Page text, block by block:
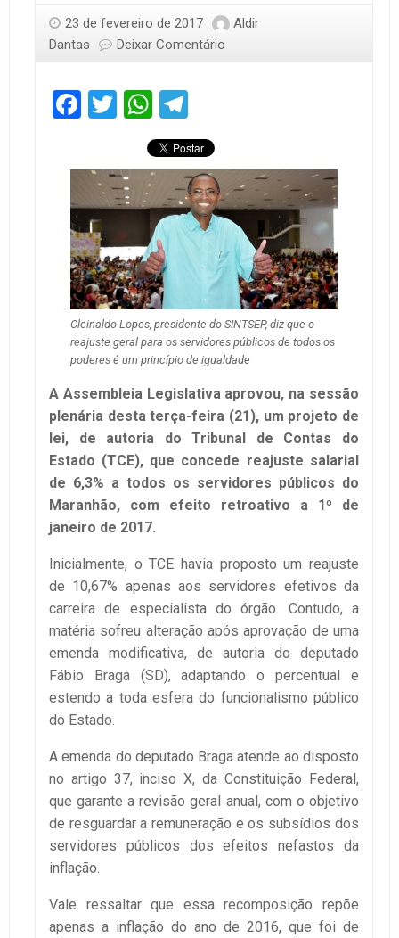
23 de fevereiro de 2017
Aldir
Dantas
Deixar Comentário
Facebook
TwitterWhatsApp
Cleinaldo Lopes, presidente do SINTSEP, diz que o
reajuste geral para os servidores públicos de todos os
poderes é um princípio de igualdade
A Assembleia Legislativa aprovou, na sessão
plenária desta terça-feira (21), um projeto de
lei, de autoria do Tribunal de Contas do
Estado (TCE), que concede reajuste salarial
de 6,3% a todos os servidores públicos do
Maranhão, com efeito retroativo a 1º de
janeiro de 2017.
Inicialmente, o TCE havia proposto um reajuste
de 10,67% apenas aos servidores efetivos da
carreira de especialista do órgão. Contudo, a
matéria sofreu alteração após aprovação de uma
emenda modificativa, de autoria do deputado
Fábio Braga (SD), adaptando o percentual e
estendo a toda esfera do funcionalismo público
do Estado.
A emenda do deputado Braga atende ao disposto
no artigo 37, inciso X, da Constituição Federal,
que garante a revisão geral anual, com o objetivo
de resguardar a remuneração e os subsídios dos
servidores públicos dos efeitos nefastos da
inflação.
Vale ressaltar que essa recomposição repõe
apenas a inflação do ano de 2016, que foi de